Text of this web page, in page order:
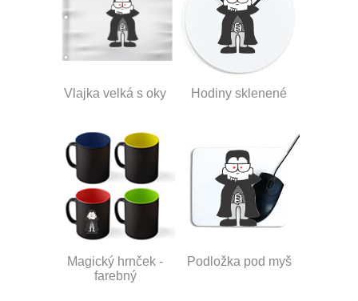
Vlajka velká s oky Hodiny sklenené
Magický hrnček -
farebný
Podložka pod myš